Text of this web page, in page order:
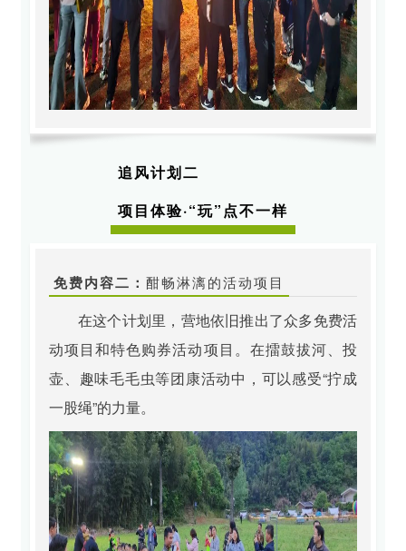
追风计划二
项目体验·“玩”点不一样
免费内容二： 酣畅淋漓的活动项目
在这个计划里，营地依旧推出了众多免费活
动项目和特色购券活动项目。在擂鼓拔河、投
壶、趣味毛毛虫等团康活动中，可以感受“拧成
一股绳”的力量。